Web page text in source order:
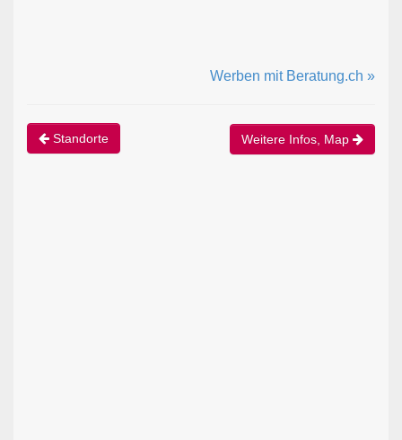
Werben mit Beratung.ch »
Standorte Weitere Infos, Map